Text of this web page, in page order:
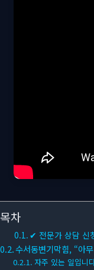
목차
✔ 전문가 상담 신
수서동변기막힘, “아
자주 있는 일입니